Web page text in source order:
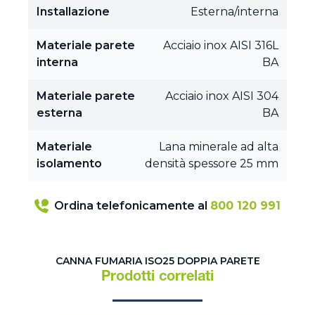
Installazione Esterna/interna
Materiale parete
interna
Acciaio inox AISI 316L
BA
Materiale parete
esterna
Acciaio inox AISI 304
BA
Materiale
isolamento
Lana minerale ad alta
densità spessore 25 mm
Ordina telefonicamente al 800 120 991
CANNA FUMARIA ISO25 DOPPIA PARETE
Prodotti correlati